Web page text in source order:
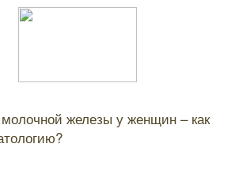
железы у женщин – как